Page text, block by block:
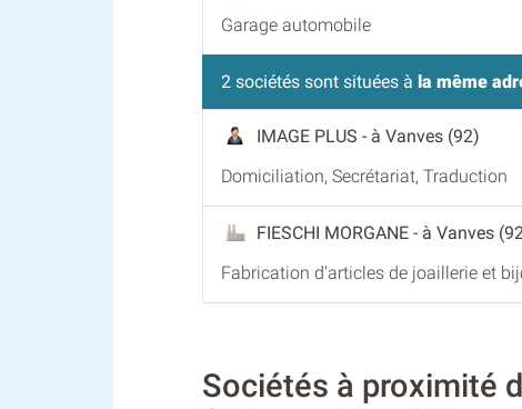
Garage automobile
2 sociétés sont situées à la même
IMAGE PLUS - à Vanves (92)
Domiciliation, Secrétariat, Traduction
FIESCHI MORGANE - à Vanves
Fabrication d'articles de joaillerie et
Sociétés à proximité